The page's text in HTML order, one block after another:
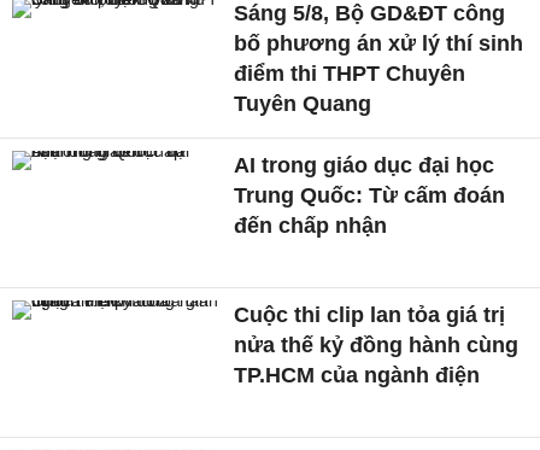
Sáng 5/8, Bộ GD&ĐT công
bố phương án xử lý thí sinh
điểm thi THPT Chuyên
Tuyên Quang
AI trong giáo dục đại học
Trung Quốc: Từ cấm đoán
đến chấp nhận
Cuộc thi clip lan tỏa giá trị
nửa thế kỷ đồng hành cùng
TP.HCM của ngành điện